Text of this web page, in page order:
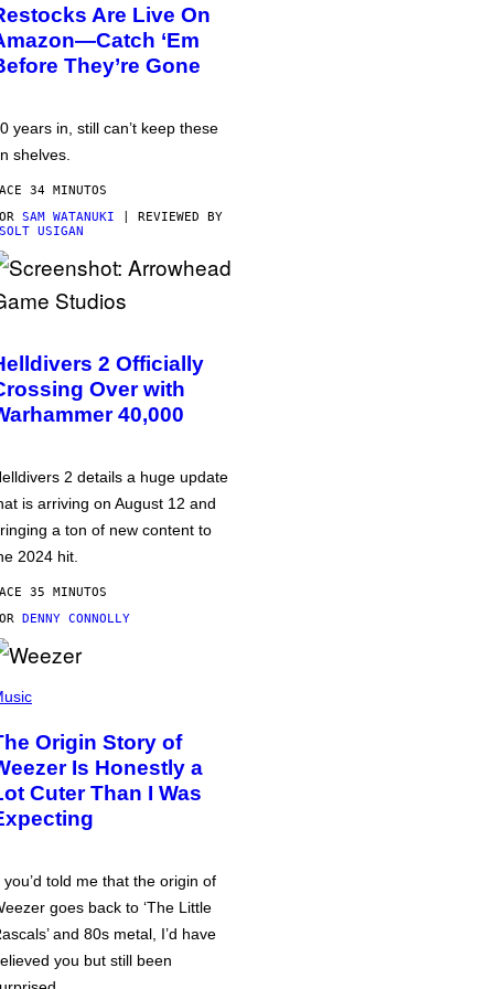
Are Live On
‘Em
They’re Gone
years in, still can’t keep these
shelves.
34 MINUTOS
SAM WATANUKI | REVIEWED BY
USIGAN
2 Officially
Over with
40,000
2 details a huge update
is arriving on August 12 and
a ton of new content to
2024 hit.
35 MINUTOS
DENNY CONNOLLY
Origin Story of
Is Honestly a
Cuter Than I Was
you’d told me that the origin of
goes back to ‘The Little
and 80s metal, I’d have
you but still been